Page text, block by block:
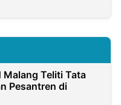
Malang Teliti Tata
Pesantren di